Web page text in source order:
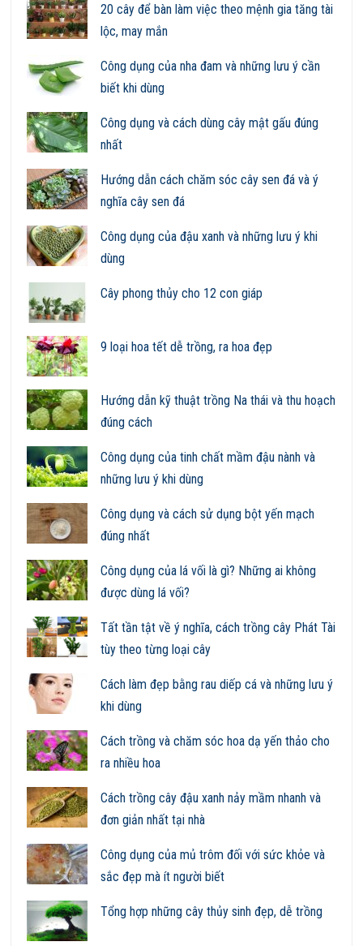
20 cây để bàn làm việc theo mệnh gia tăng tài
lộc, may mắn
Công dụng của nha đam và những lưu ý cần
biết khi dùng
Công dụng và cách dùng cây mật gấu đúng
nhất
Hướng dẫn cách chăm sóc cây sen đá và ý
nghĩa cây sen đá
Công dụng của đậu xanh và những lưu ý khi
dùng
Cây phong thủy cho 12 con giáp
9 loại hoa tết dễ trồng, ra hoa đẹp
Hướng dẫn kỹ thuật trồng Na thái và thu hoạch
đúng cách
Công dụng của tinh chất mầm đậu nành và
những lưu ý khi dùng
Công dụng và cách sử dụng bột yến mạch
đúng nhất
Công dụng của lá vối là gì? Những ai không
được dùng lá vối?
Tất tần tật về ý nghĩa, cách trồng cây Phát Tài
tùy theo từng loại cây
Cách làm đẹp bằng rau diếp cá và những lưu ý
khi dùng
Cách trồng và chăm sóc hoa dạ yến thảo cho
ra nhiều hoa
Cách trồng cây đậu xanh nảy mầm nhanh và
đơn giản nhất tại nhà
Công dụng của mủ trôm đối với sức khỏe và
sắc đẹp mà ít người biết
Tổng hợp những cây thủy sinh đẹp, dễ trồng